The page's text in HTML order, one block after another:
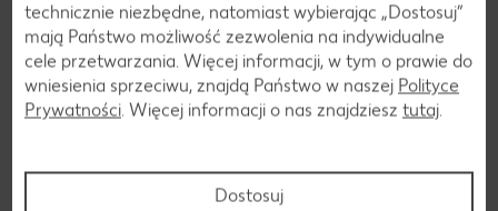
Składniki
Składniki golonki
Golonka wieprzowa dostarcza 140 kilokalorii w 100 gramach.
Golonka wieprzowa zawiera również ważne witaminy i
minerały. Warto tutaj wspomnieć o witaminach B1 i B3.
technicznie niezbędne, natomiast wybierając „Dostosuj”
mają Państwo możliwość zezwolenia na indywidualne
cele przetwarzania. Więcej informacji, w tym o prawie do
wniesienia sprzeciwu, znajdą Państwo w naszej Polityce
Prywatności. Więcej informacji o nas znajdziesz tutaj.
Dostosuj